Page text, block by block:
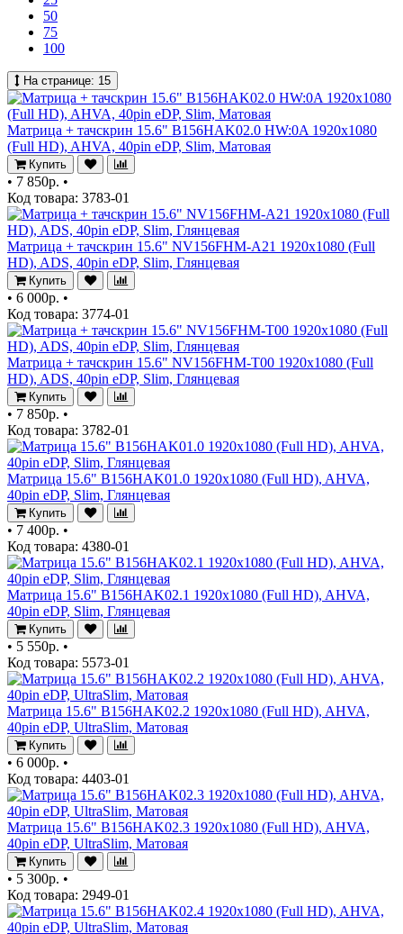
50
75
100
На странице: 15
Матрица + тачскрин 15.6" B156HAK02.0 HW:0A 1920x1080
(Full HD), AHVA, 40pin eDP, Slim, Матовая
Купить
• 7 850р. •
Код товара: 3783-01
Матрица + тачскрин 15.6" NV156FHM-A21 1920x1080 (Full
HD), ADS, 40pin eDP, Slim, Глянцевая
Купить
• 6 000р. •
Код товара: 3774-01
Матрица + тачскрин 15.6" NV156FHM-T00 1920x1080 (Full
HD), ADS, 40pin eDP, Slim, Глянцевая
Купить
• 7 850р. •
Код товара: 3782-01
Матрица 15.6" B156HAK01.0 1920x1080 (Full HD), AHVA,
40pin eDP, Slim, Глянцевая
Купить
• 7 400р. •
Код товара: 4380-01
Матрица 15.6" B156HAK02.1 1920x1080 (Full HD), AHVA,
40pin eDP, Slim, Глянцевая
Купить
• 5 550р. •
Код товара: 5573-01
Матрица 15.6" B156HAK02.2 1920x1080 (Full HD), AHVA,
40pin eDP, UltraSlim, Матовая
Купить
• 6 000р. •
Код товара: 4403-01
Матрица 15.6" B156HAK02.3 1920x1080 (Full HD), AHVA,
40pin eDP, UltraSlim, Матовая
Купить
• 5 300р. •
Код товара: 2949-01